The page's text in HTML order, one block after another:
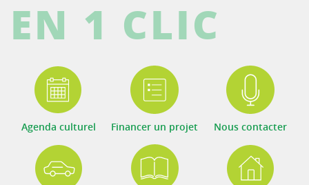
EN 1 CLIC
Agenda culturel Financer un projet Nous contacter